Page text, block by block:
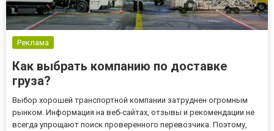
Реклама
Как выбрать компанию по доставке
груза?
Выбор хорошей транспортной компании затруднен огромным
рынком. Информация на веб-сайтах, отзывы и рекомендации не
всегда упрощают поиск проверенного перевозчика. Поэтому,